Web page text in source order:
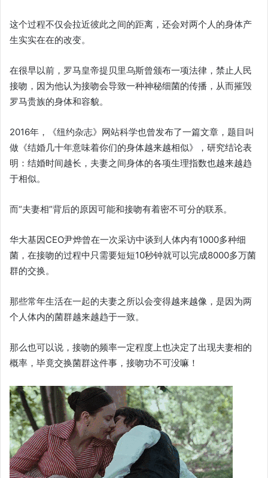
这个过程不仅会拉近彼此之间的距离，还会对两个人的身体产
生实实在在的改变。
在很早以前，罗马皇帝提贝里乌斯曾颁布一项法律，禁止人民
接吻，因为他认为接吻会导致一种神秘细菌的传播，从而摧毁
罗马贵族的身体和容貌。
2016年，《纽约杂志》网站科学也曾发布了一篇文章，题目叫
做《结婚几十年意味着你们的身体越来越相似》，研究结论表
明：结婚时间越长，夫妻之间身体的各项生理指数也越来越趋
于相似。
而“夫妻相”背后的原因可能和接吻有着密不可分的联系。
华大基因CEO尹烨曾在一次采访中谈到人体内有1000多种细
菌，在接吻的过程中只需要短短10秒钟就可以完成8000多万菌
群的交换。
那些常年生活在一起的夫妻之所以会变得越来越像，是因为两
个人体内的菌群越来越趋于一致。
那么也可以说，接吻的频率一定程度上也决定了出现夫妻相的
概率，毕竟交换菌群这件事，接吻功不可没嘛！